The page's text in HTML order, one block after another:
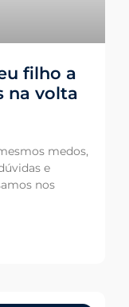
filho a
na volta
medos,
e
nos